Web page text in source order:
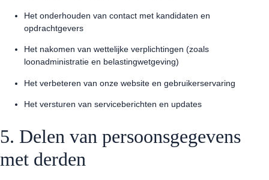
Het onderhouden van contact met kandidaten en
opdrachtgevers
Het nakomen van wettelijke verplichtingen (zoals
loonadministratie en belastingwetgeving)
Het verbeteren van onze website en gebruikerservaring
Het versturen van serviceberichten en updates
5. Delen van persoonsgegevens
met derden